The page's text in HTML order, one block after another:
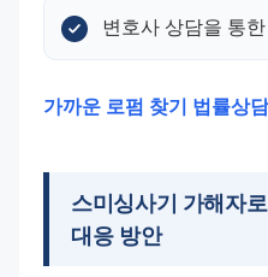
변호사 상담을 통
가까운 로펌 찾기 법률상
스미싱사기 가해자
대응 방안